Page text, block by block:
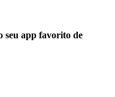
seu app favorito de